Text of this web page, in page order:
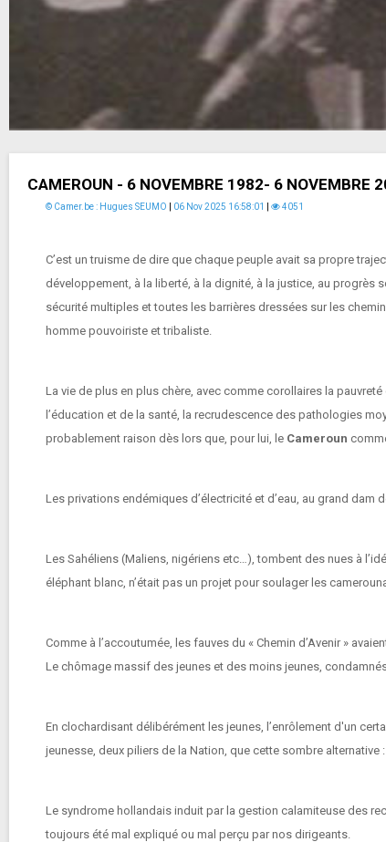
CAMEROUN - 6 NOVEMBRE 1982- 6 NOVEMBRE
© Camer.be : Hugues SEUMO 06 Nov 2025 16:58:01 4051
C’est un truisme de dire que chaque peuple avait sa propre
développement, à la liberté, à la dignité, à la justice, au progrès
sécurité multiples et toutes les barrières dressées sur les
homme pouvoiriste et tribaliste.
La vie de plus en plus chère, avec comme corollaires la
l’éducation et de la santé, la recrudescence des pathologies
probablement raison dès lors que, pour lui, le Cameroun
Les privations endémiques d’électricité et d’eau, au grand
Les Sahéliens (Maliens, nigériens etc…), tombent des nues à
éléphant blanc, n’était pas un projet pour soulager les
Comme à l’accoutumée, les fauves du « Chemin d’Avenir »
Le chômage massif des jeunes et des moins jeunes,
En clochardisant délibérément les jeunes, l’enrôlement d'un
jeunesse, deux piliers de la Nation, que cette sombre alternative
Le syndrome hollandais induit par la gestion calamiteuse des
toujours été mal expliqué ou mal perçu par nos dirigeants.